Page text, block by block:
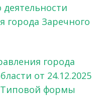
города Заречного
города
от 24.12.2025
формы